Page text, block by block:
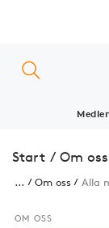
Start / Om oss
... Om oss Alla
OM OSS